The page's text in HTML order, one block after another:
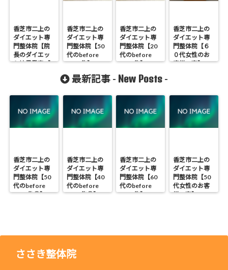
香芝市二上の
ダイエット専
門整体院【院
長のダイエッ
ト結果発表!!】
香芝市二上の
ダイエット専
門整体院【50
代のbefore
after集】
香芝市二上の
ダイエット専
門整体院【20
代のbefore
after集】
香芝市二上の
ダイエット専
門整体院【６
０代女性のお
客様の声】
最新記事 - New Posts -
香芝市二上の
ダイエット専
門整体院【50
代のbefore
after集②】
香芝市二上の
ダイエット専
門整体院【40
代のbefore
after集②】
香芝市二上の
ダイエット専
門整体院【60
代のbefore
after集】
香芝市二上の
ダイエット専
門整体院【50
代女性のお客
様の声】
ささき整体院